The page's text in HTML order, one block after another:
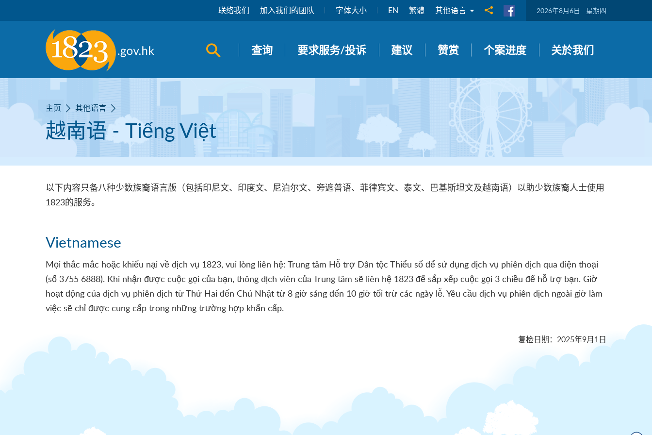
联络我们 加入我们的团队 字体大小 EN 繁體 其他语言 分享到 2026年8月6日 星期四
开启搜寻面板
查询 要求服务/投诉 建议 赞赏 个案进度 关於我们
主页 其他语言
越南语 - Tiếng Việt
以下内容只备八种少数族裔语言版（包括印尼文、印度文、尼泊尔文、旁遮普语、菲律宾文、泰文、巴基斯坦文及越南语）以助少数族裔人士使用
1823的服务。
Vietnamese
Mọi thắc mắc hoặc khiếu nại về dịch vụ 1823, vui lòng liên hệ: Trung tâm Hỗ trợ Dân tộc Thiểu số để sử dụng dịch vụ phiên dịch qua điện thoại
(số 3755 6888). Khi nhận được cuộc gọi của bạn, thông dịch viên của Trung tâm sẽ liên hệ 1823 để sắp xếp cuộc gọi 3 chiều để hỗ trợ bạn. Giờ
hoạt động của dịch vụ phiên dịch từ Thứ Hai đến Chủ Nhật từ 8 giờ sáng đến 10 giờ tối trừ các ngày lễ. Yêu cầu dịch vụ phiên dịch ngoài giờ làm
việc sẽ chỉ được cung cấp trong những trường hợp khẩn cấp.
复检日期： 2025年9月1日